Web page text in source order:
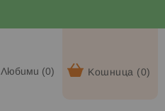
Кошница (0)
Любими (0)